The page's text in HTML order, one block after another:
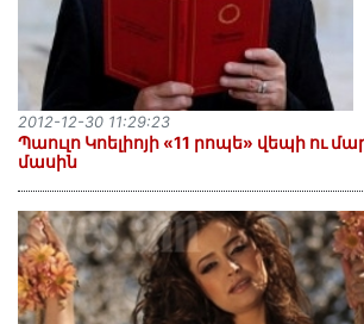
Պաուլո Կոելիոյի «11 րոպե» վեպի ու
մասին
2012-12-30 11:29:23